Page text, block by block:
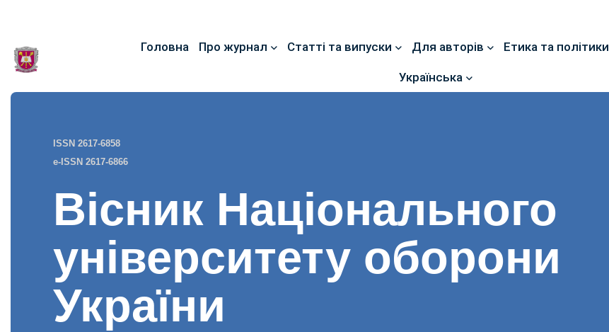
Головна Про журнал Статті та випуски Для авторів Етика та політики
Українська
ISSN 2617-6858
e-ISSN 2617-6866
Вісник Національного
університету оборони
України